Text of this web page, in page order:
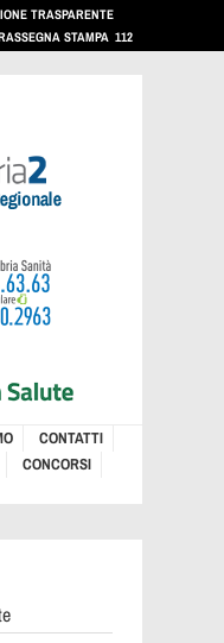
TRASPARENTE
STAMPA 112
CONTATTI
CONCORSI